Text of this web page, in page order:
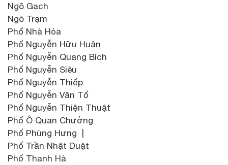
Ngõ Gạch
Ngõ Trạm
Phố Nhà Hỏa
Phố Nguyễn Hữu Huân
Phố Nguyễn Quang Bích
Phố Nguyễn Siêu
Phố Nguyễn Thiếp
Phố Nguyễn Văn Tố
Phố Nguyễn Thiện Thuật
Phố Ô Quan Chưởng
Phố Phùng Hưng |
Phố Trần Nhật Duật
Phố Thanh Hà